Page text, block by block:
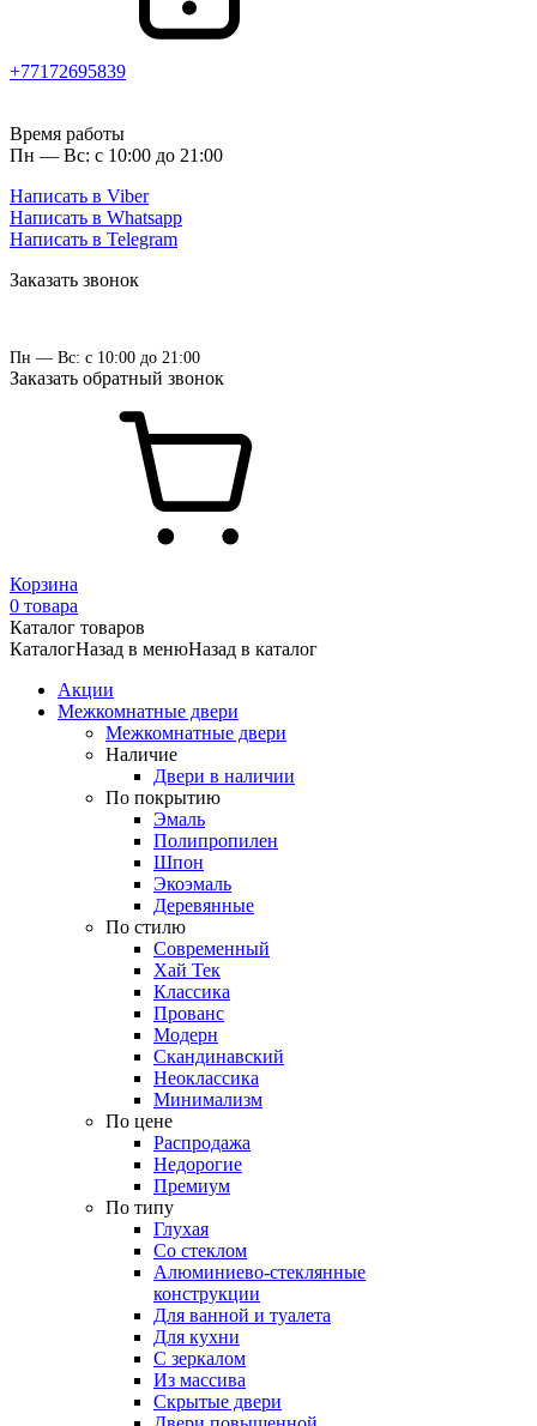
+77172695839
Время работы
Пн — Вс: с 10:00 до 21:00
Написать в Viber
Написать в Whatsapp
Написать в Telegram
Заказать звонок
Пн — Вс: с 10:00 до 21:00
Заказать обратный звонок
Корзина
0 товара
Каталог товаров
КаталогНазад в менюНазад в каталог
Акции
Межкомнатные двери
Межкомнатные двери
Наличие
Двери в наличии
По покрытию
Эмаль
Полипропилен
Шпон
Экоэмаль
Деревянные
По стилю
Современный
Хай Тек
Классика
Прованс
Модерн
Скандинавский
Неоклассика
Минимализм
По цене
Распродажа
Недорогие
Премиум
По типу
Глухая
Со стеклом
Алюминиево-стеклянные
конструкции
Для ванной и туалета
Для кухни
С зеркалом
Из массива
Скрытые двери